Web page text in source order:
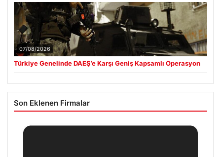
07/08/2026
Türkiye Genelinde DAEŞ’e Karşı Geniş Kapsamlı Operasyon
Son Eklenen Firmalar